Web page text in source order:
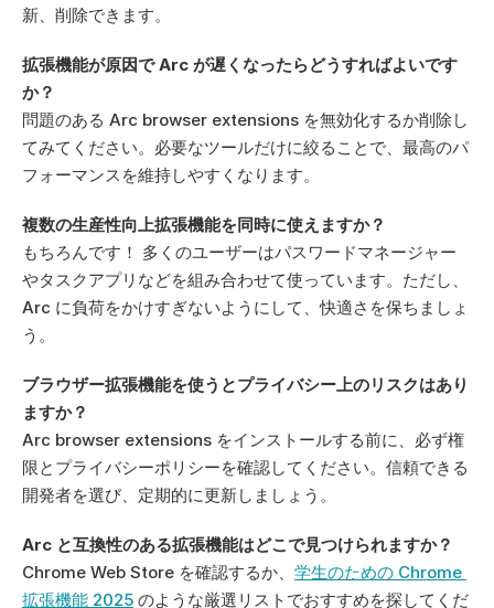
新、削除できます。
拡張機能が原因で Arc が遅くなったらどうすればよいです
か？
問題のある Arc browser extensions を無効化するか削除し
てみてください。必要なツールだけに絞ることで、最高のパ
フォーマンスを維持しやすくなります。
複数の生産性向上拡張機能を同時に使えますか？
もちろんです！ 多くのユーザーはパスワードマネージャー
やタスクアプリなどを組み合わせて使っています。ただし、
Arc に負荷をかけすぎないようにして、快適さを保ちましょ
う。
ブラウザー拡張機能を使うとプライバシー上のリスクはあり
ますか？
Arc browser extensions をインストールする前に、必ず権
限とプライバシーポリシーを確認してください。信頼できる
開発者を選び、定期的に更新しましょう。
Arc と互換性のある拡張機能はどこで見つけられますか？
Chrome Web Store を確認するか、 学生のための Chrome
拡張機能 2025 のような厳選リストでおすすめを探してくだ